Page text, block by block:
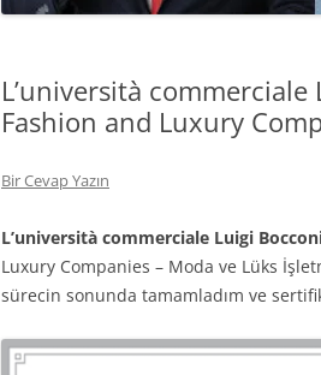
L’università
Fashion and Luxury
Bir Cevap Yazın
L’università commerciale Luigi
Luxury Companies – Moda ve Lüks
sürecin sonunda tamamladım ve